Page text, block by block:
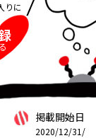
りに
掲載開始日
2020/12/31/